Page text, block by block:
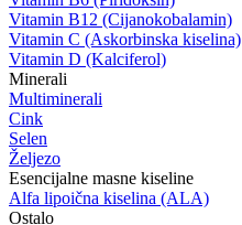
Vitamin B12 (Cijanokobalamin)
Vitamin C (Askorbinska kiselina)
Vitamin D (Kalciferol)
Minerali
Multiminerali
Cink
Selen
Željezo
Esencijalne masne kiseline
Alfa lipoična kiselina (ALA)
Ostalo